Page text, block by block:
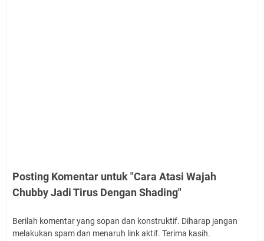
Posting Komentar untuk "Cara Atasi Wajah
Chubby Jadi Tirus Dengan Shading"
Berilah komentar yang sopan dan konstruktif. Diharap jangan
melakukan spam dan menaruh link aktif. Terima kasih.